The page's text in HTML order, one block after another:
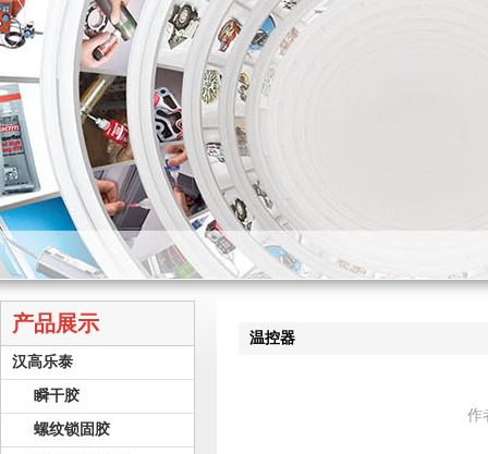
产品展示
汉高乐泰
瞬干胶
螺纹锁固胶
温控器
作